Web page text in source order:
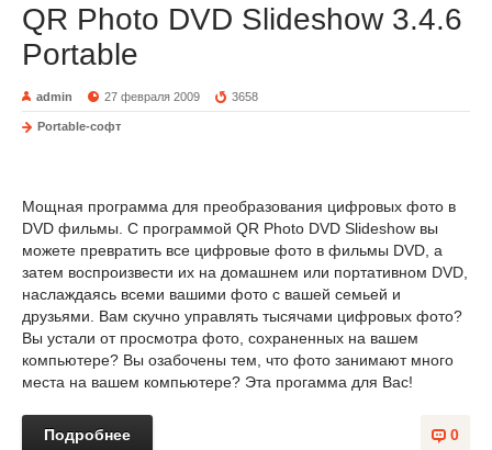
QR Photo DVD Slideshow 3.4.6
Portable
admin 27 февраля 2009 3658
Portable-софт
Мощная программа для преобразования цифровых фото в
DVD фильмы. С программой QR Photo DVD Slideshow вы
можете превратить все цифровые фото в фильмы DVD, а
затем воспроизвести их на домашнем или портативном DVD,
наслаждаясь всеми вашими фото с вашей семьей и
друзьями. Вам скучно управлять тысячами цифровых фото?
Вы устали от просмотра фото, сохраненных на вашем
компьютере? Вы озабочены тем, что фото занимают много
места на вашем компьютере? Эта прогамма для Вас!
0
Подробнее